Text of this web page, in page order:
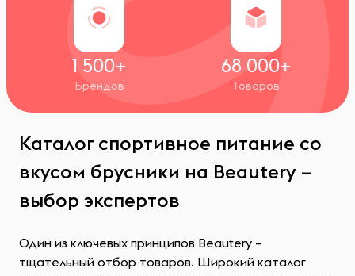
1 500+
Брендов
68 000+
Товаров
Каталог спортивное питание со
вкусом брусники на Beautery –
выбор экспертов
Один из ключевых принципов Beautery –
тщательный отбор товаров. Широкий каталог